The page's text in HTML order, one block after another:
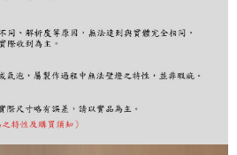
繳費通知簡訊。
，點擊此簡訊中的連結，可透過四大超商／
行付款，方視為交易完成。
需立刻繳費，但若您需要取消訂單，請聯絡
享後付 」之結帳頁面顯示為準，若有關於
退款等相關疑問，請聯繫「AFTEE先享後付
support/home